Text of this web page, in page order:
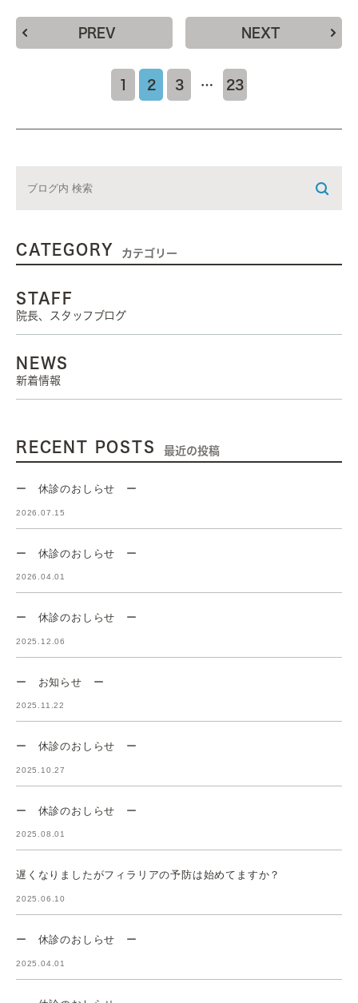
PREV
1 2 3 … 23
NEXT
CATEGORY カテゴリー
STAFF
院長、スタッフブログ
NEWS
新着情報
RECENT POSTS 最近の投稿
ー 休診のおしらせ ー
2026.07.15
ー 休診のおしらせ ー
2026.04.01
ー 休診のおしらせ ー
2025.12.06
ー お知らせ ー
2025.11.22
ー 休診のおしらせ ー
2025.10.27
ー 休診のおしらせ ー
2025.08.01
遅くなりましたがフィラリアの予防は始めてますか？
2025.06.10
ー 休診のおしらせ ー
2025.04.01